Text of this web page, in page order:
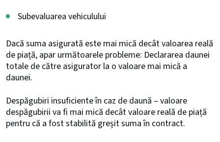
Subevaluarea vehiculului
Dacă suma asigurată este mai mică decât valoarea reală
de piață, apar următoarele probleme: Declararea daunei
totale de către asigurator la o valoare mai mică a
daunei.
Despăgubiri insuficiente în caz de daună – valoare
despăgubirii va fi mai mică decât valoare reală de piață
pentru că a fost stabilită greșit suma în contract.